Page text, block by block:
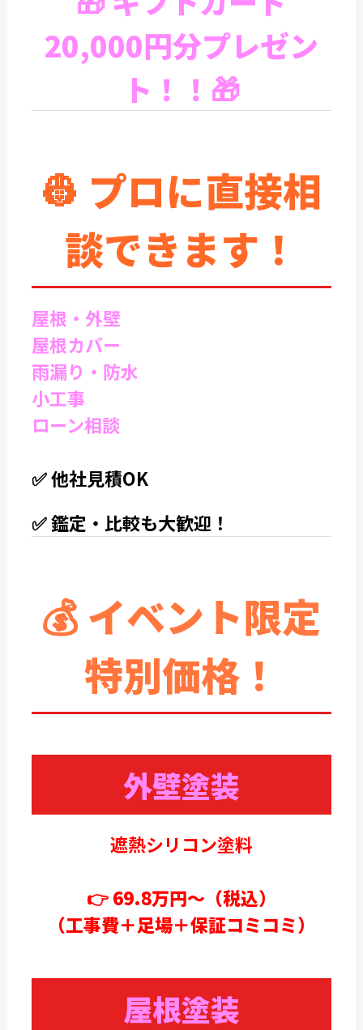
20,000円分プレゼン
ト！！ 🎁
👷 プロに直接相
談できます！
屋根・外壁
屋根カバー
雨漏り・防水
小工事
ローン相談
✅他社見積OK
✅鑑定・比較も大歓迎！
💰 イベント限定
特別価格！
外壁塗装
遮熱シリコン塗料
👉69.8万円～（税込）
（工事費＋足場＋保証コミコミ）
屋根塗装